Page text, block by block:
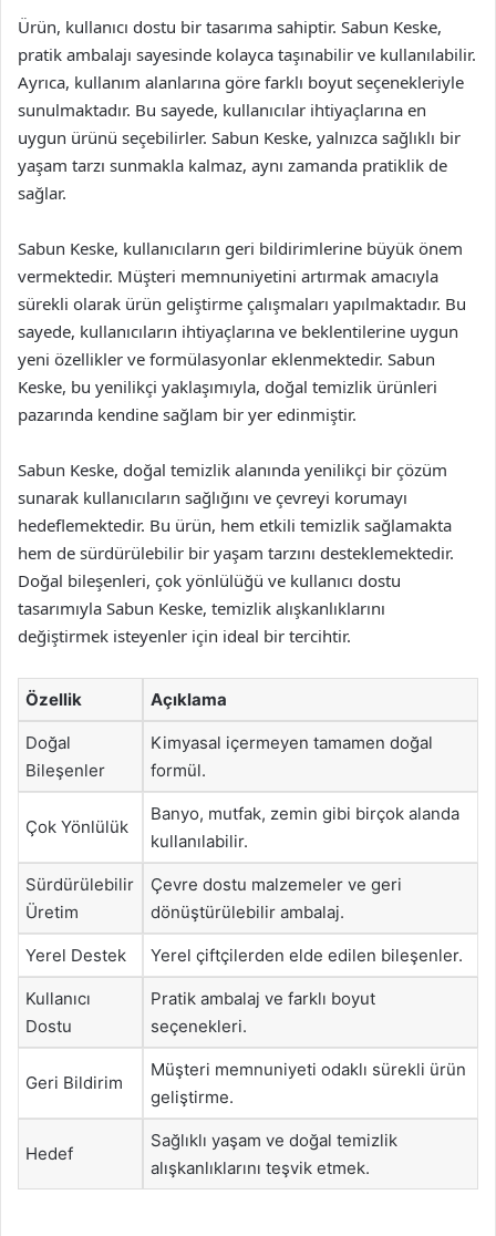
Ürün, kullanıcı dostu bir tasarıma sahiptir. Sabun Keske,
pratik ambalajı sayesinde kolayca taşınabilir ve kullanılabilir.
Ayrıca, kullanım alanlarına göre farklı boyut seçenekleriyle
sunulmaktadır. Bu sayede, kullanıcılar ihtiyaçlarına en
uygun ürünü seçebilirler. Sabun Keske, yalnızca sağlıklı bir
yaşam tarzı sunmakla kalmaz, aynı zamanda pratiklik de
sağlar.
Sabun Keske, kullanıcıların geri bildirimlerine büyük önem
vermektedir. Müşteri memnuniyetini artırmak amacıyla
sürekli olarak ürün geliştirme çalışmaları yapılmaktadır. Bu
sayede, kullanıcıların ihtiyaçlarına ve beklentilerine uygun
yeni özellikler ve formülasyonlar eklenmektedir. Sabun
Keske, bu yenilikçi yaklaşımıyla, doğal temizlik ürünleri
pazarında kendine sağlam bir yer edinmiştir.
Sabun Keske, doğal temizlik alanında yenilikçi bir çözüm
sunarak kullanıcıların sağlığını ve çevreyi korumayı
hedeflemektedir. Bu ürün, hem etkili temizlik sağlamakta
hem de sürdürülebilir bir yaşam tarzını desteklemektedir.
Doğal bileşenleri, çok yönlülüğü ve kullanıcı dostu
tasarımıyla Sabun Keske, temizlik alışkanlıklarını
değiştirmek isteyenler için ideal bir tercihtir.
Özellik Açıklama
Doğal
Bileşenler
Kimyasal içermeyen tamamen doğal
formül.
Çok Yönlülük
Banyo, mutfak, zemin gibi birçok alanda
kullanılabilir.
Sürdürülebilir
Üretim
Çevre dostu malzemeler ve geri
dönüştürülebilir ambalaj.
Yerel Destek Yerel çiftçilerden elde edilen bileşenler.
Kullanıcı
Dostu
Pratik ambalaj ve farklı boyut
seçenekleri.
Geri Bildirim
Müşteri memnuniyeti odaklı sürekli ürün
geliştirme.
Hedef
Sağlıklı yaşam ve doğal temizlik
alışkanlıklarını teşvik etmek.